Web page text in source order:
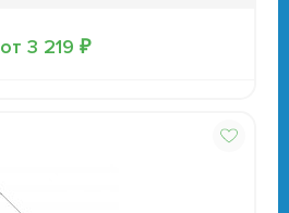
от 3 219 ₽